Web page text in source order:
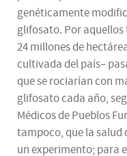
genéticamente
glifosato. Por
24 millones de
cultivada del país–
que se rociarían con
glifosato cada año,
Médicos de Pueblos
tampoco, que la salud
un experimento; para